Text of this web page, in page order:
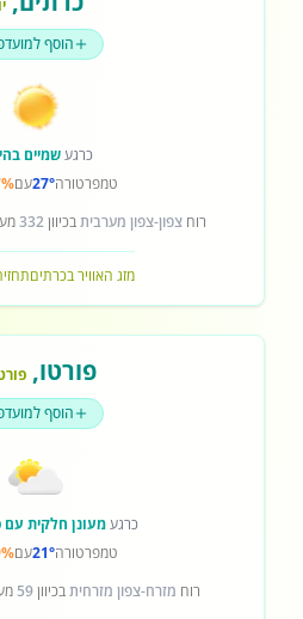
הוסף
כרגעשמיים
טמפרטורה27°עם
רוחצפון-צפון מערביתבכיוון332
מזג האוויר בכרתים
פורטו,
הוסף
כרגעמעונן חלקית עם
טמפרטורה21°עם
רוח מזרח-צפון מזרחיתבכיוון59